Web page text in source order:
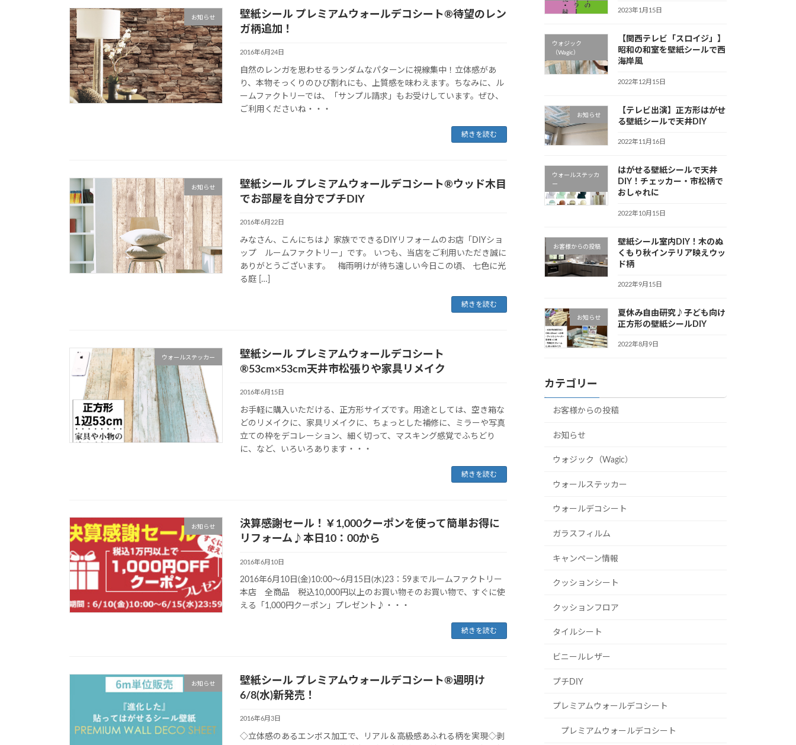
お知らせ
壁紙シール プレミアムウォールデコシート®待望のレン
ガ柄追加！
2016年6月24日
自然のレンガを思わせるランダムなパターンに視線集中！立体感があ
り、本物そっくりのひび割れにも、上質感を味わえます。ちなみに、ル
ームファクトリーでは、「サンプル請求」もお受けしています。ぜひ、
ご利用くださいね・・・
続きを読む
お知らせ
壁紙シール プレミアムウォールデコシート®ウッド木目
でお部屋を自分でプチDIY
2016年6月22日
みなさん、こんにちは♪ 家族でできるDIYリフォームのお店「DIYショ
ップ ルームファクトリー」です。 いつも、当店をご利用いただき誠に
ありがとうございます。 梅雨明けが待ち遠しい今日この頃、 七色に光
る庭 […]
続きを読む
ウォールステッカー
壁紙シール プレミアムウォールデコシート
®53cm×53cm天井市松張りや家具リメイク
2016年6月15日
お手軽に購入いただける、正方形サイズです。用途としては、空き箱な
どのリメイクに、家具リメイクに、ちょっとした補修に、ミラーや写真
立ての枠をデコレーション、細く切って、マスキング感覚でふちどり
に、など、いろいろあります・・・
続きを読む
お知らせ
決算感謝セール！￥1,000クーポンを使って簡単お得に
リフォーム♪本日10：00から
2016年6月10日
2016年6月10日(金)10:00～6月15日(水)23：59までルームファクトリー
本店 全商品 税込10,000円以上のお買い物そのお買い物で、すぐに使
える「1,000円クーポン」プレゼント♪・・・
続きを読む
お知らせ
壁紙シール プレミアムウォールデコシート®週明け
6/8(水)新発売！
2016年6月3日
◇立体感のあるエンボス加工で、リアル＆高級感あふれる柄を実現◇剥
2023年1月15日
ウォジック
（Wagic）
【関西テレビ「スロイジ」】
昭和の和室を壁紙シールで西
海岸風
2022年12月15日
お知らせ
【テレビ出演】正方形はがせ
る壁紙シールで天井DIY
2022年11月16日
ウォールステッカ
ー
はがせる壁紙シールで天井
DIY！チェッカー・市松柄で
おしゃれに
2022年10月15日
お客様からの投稿
壁紙シール室内DIY！木のぬ
くもり秋インテリア映えウッ
ド柄
2022年9月15日
お知らせ
夏休み自由研究♪子ども向け
正方形の壁紙シールDIY
2022年8月9日
カテゴリー
お客様からの投稿
お知らせ
ウォジック（Wagic）
ウォールステッカー
ウォールデコシート
ガラスフィルム
キャンペーン情報
クッションシート
クッションフロア
タイルシート
ビニールレザー
プチDIY
プレミアムウォールデコシート
プレミアムウォールデコシート